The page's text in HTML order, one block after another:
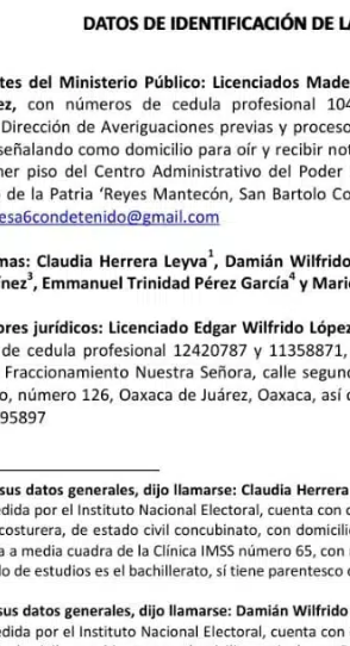
Legislativo otorga medalla “Juana
Egaña” a cinco mujeres oaxaqueñas
destacadas
2026
la circulación vehicular a la
puente Templadera, San Pedro
Tapanatepec
2024